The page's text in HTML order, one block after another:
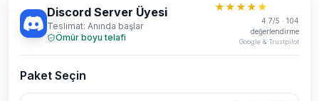
Discord Server Üyesi
Teslimat: Anında başlar
Ömür boyu telafi
★★★★★
4.7/5 · 104
değerlendirme
Google & Trustpilot
Paket Seçin